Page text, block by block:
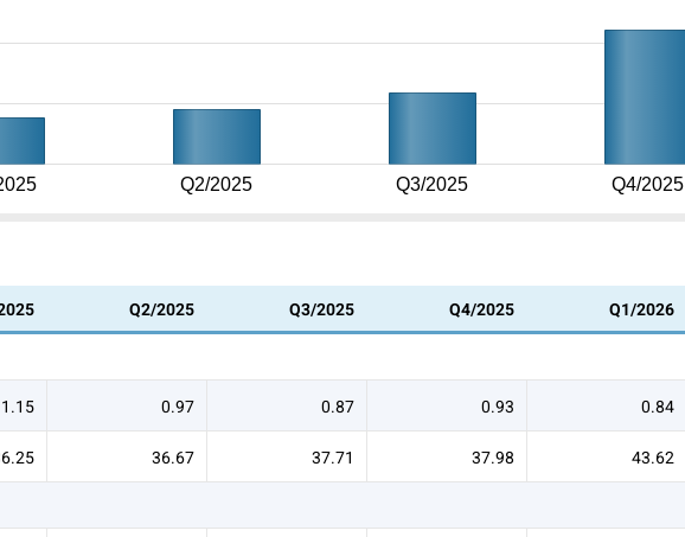
Q4/2025
Q3/2025
Q2/2025
Q1/2026
Q4/2025
Q3/2025
Q2/2025
0.84
0.93
0.87
0.97
1.15
43.62
37.98
37.71
36.67